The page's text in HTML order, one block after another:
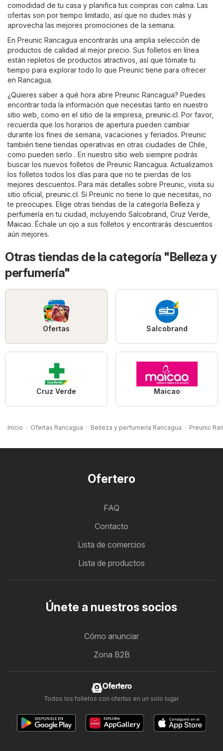
comodidad de tu casa y planifica tus compras con calma. Las
ofertas son por tiempo limitado, así que no dudes más y
aprovecha las mejores promociones de la semana.
En Preunic Rancagua encontrarás una amplia selección de
productos de calidad al mejor precio. Sus folletos en línea
están repletos de productos atractivos, así que tómate tu
tiempo para explorar todo lo que Preunic tiene para ofrecer
en Rancagua.
¿Quieres saber a qué hora abre Preunic Rancagua? Puedes
encontrar toda la información que necesitas tanto en nuestro
sitio web, como en el sitio de la empresa, preunic.cl. Por favor,
recuerda que los horarios de apertura pueden cambiar
durante los fines de semana, vacaciones y feriados. Preunic
también tiene tiendas operativas en otras ciudades de Chile,
como pueden serlo . En nuestro sitio web siempre podrás
buscar los nuevos folletos de Preunic Rancagua. Actualizamos
los folletos todos los días para que no te pierdas de los
mejores descuentos. Para más detalles sobre Preunic, visita su
sitio oficial, preunic.cl. Si Preunic no tiene lo que necesitas, no
te preocupes. Elige otras tiendas de la categoría Belleza y
perfumería en tu ciudad, incluyendo Salcobrand Cruz Verde
Maicao. Échale un ojo a sus folletos y encontrarás descuentos
aún mejores.
Otras tiendas de la categoría "Belleza y
perfumería"
Ofertas Salcobrand
Cruz Verde Maicao
Inicio Ofertas Rancagua Belleza y perfumería Rancagua Preunic
Ofertero
FAQ
Contacto
Lista de comercios
Lista de productos
Únete a nuestros socios
Cómo anunciar
Zona B2B
Ofertero
Todos los folletos con ofertas en un solo lugar